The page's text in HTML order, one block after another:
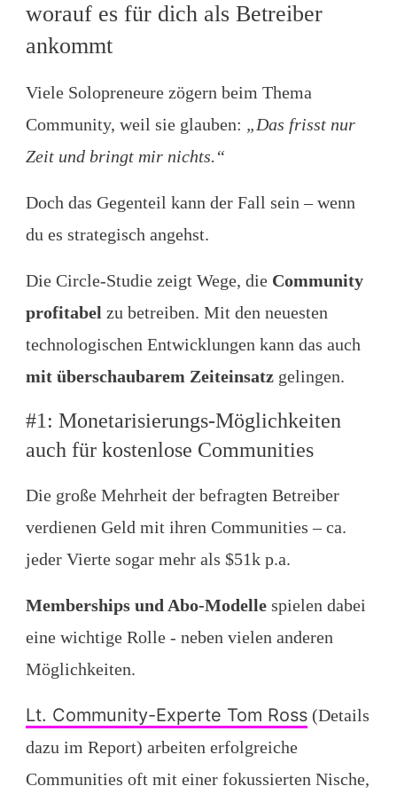
worauf es für dich als Betreiber
ankommt
Viele Solopreneure zögern beim Thema
Community, weil sie glauben: „Das frisst nur
Zeit und bringt mir nichts.“
Doch das Gegenteil kann der Fall sein – wenn
du es strategisch angehst.
Die Circle-Studie zeigt Wege, die Community
profitabel zu betreiben. Mit den neuesten
technologischen Entwicklungen kann das auch
mit überschaubarem Zeiteinsatz gelingen.
#1: Monetarisierungs-Möglichkeiten
auch für kostenlose Communities
Die große Mehrheit der befragten Betreiber
verdienen Geld mit ihren Communities – ca.
jeder Vierte sogar mehr als $51k p.a.
Memberships und Abo-Modelle spielen dabei
eine wichtige Rolle - neben vielen anderen
Möglichkeiten.
Lt. Community-Experte Tom Ross (Details
dazu im Report) arbeiten erfolgreiche
Communities oft mit einer fokussierten Nische,